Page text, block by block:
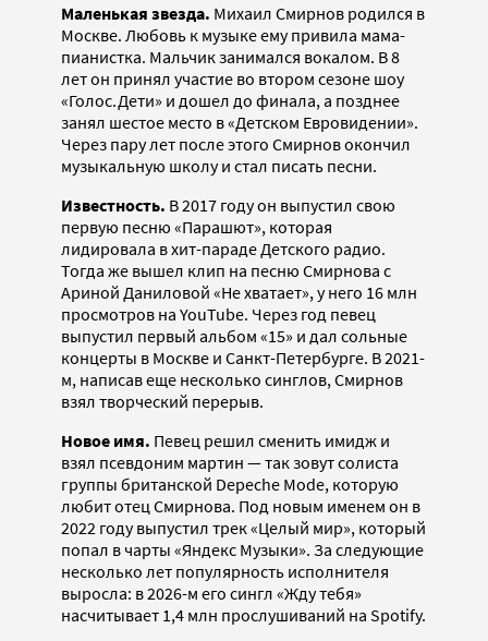
Маленькая звезда. Михаил Смирнов родился в
Москве. Любовь к музыке ему привила мама-
пианистка. Мальчик занимался вокалом. В 8
лет он принял участие во втором сезоне шоу
«Голос.Дети» и дошел до финала, а позднее
занял шестое место в «Детском Евровидении».
Через пару лет после этого Смирнов окончил
музыкальную школу и стал писать песни.
Известность. В 2017 году он выпустил свою
первую песню «Парашют», которая
лидировала в хит-параде Детского радио.
Тогда же вышел клип на песню Смирнова с
Ариной Даниловой «Не хватает», у него 16 млн
просмотров на YouTube. Через год певец
выпустил первый альбом «15» и дал сольные
концерты в Москве и Санкт-Петербурге. В 2021-
м, написав еще несколько синглов, Смирнов
взял творческий перерыв.
Новое имя. Певец решил сменить имидж и
взял псевдоним мартин — так зовут солиста
группы британской Depeche Mode, которую
любит отец Смирнова. Под новым именем он в
2022 году выпустил трек «Целый мир», который
попал в чарты «Яндекс Музыки». За следующие
несколько лет популярность исполнителя
выросла: в 2026-м его сингл «Жду тебя»
насчитывает 1,4 млн прослушиваний на Spotify.